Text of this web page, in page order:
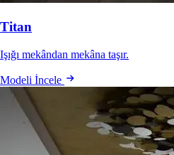
Titan
Işığı mekândan mekâna taşır.
Modeli İncele